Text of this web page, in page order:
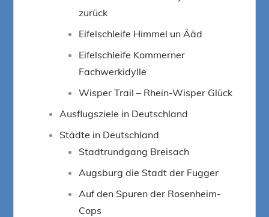
zurück
Eifelschleife Himmel un Ääd
Eifelschleife Kommerner
Fachwerkidylle
Wisper Trail – Rhein-Wisper Glück
Ausflugsziele in Deutschland
Städte in Deutschland
Stadtrundgang Breisach
Augsburg die Stadt der Fugger
Auf den Spuren der Rosenheim-
Cops